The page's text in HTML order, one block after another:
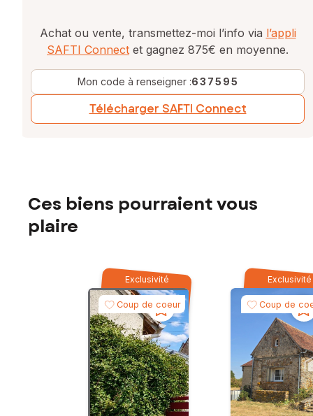
Achat ou vente, transmettez-moi l’info via l’appli
SAFTI Connect et gagnez 875€ en moyenne.
Mon code à renseigner :637595
Télécharger SAFTI Connect
Ces biens pourraient vous
plaire
Exclusivité
Coup de coeur
Exclusivité
Coup de